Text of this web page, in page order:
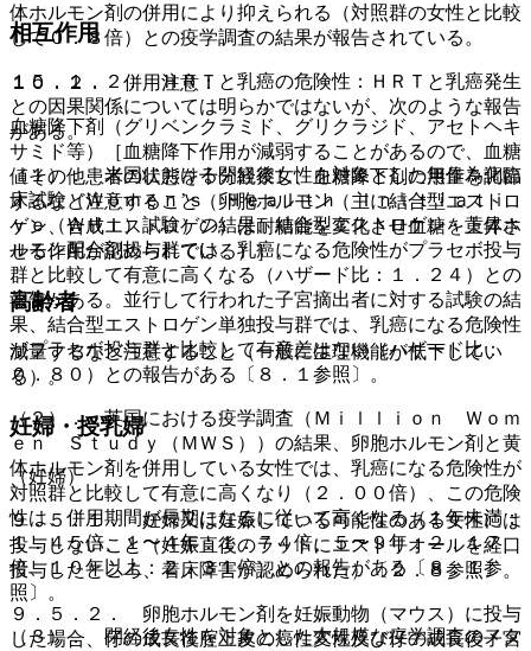
体ホルモン剤の併用により抑えられる（対照群の女性と比較
して０．８倍）との疫学調査の結果が報告されている。
１５．１．２． ＨＲＴと乳癌の危険性：ＨＲＴと乳癌発生
との因果関係については明らかではないが、次のような報告
がある。
（１）． 米国における閉経後女性を対象とした無作為化臨
床試験（Ｗｏｍｅｎ’ｓ Ｈｅａｌｔｈ Ｉｎｉｔｉａｔｉ
ｖｅ（ＷＨＩ）試験）の結果、結合型エストロゲン・黄体ホ
ルモン配合剤投与群では、乳癌になる危険性がプラセボ投与
群と比較して有意に高くなる（ハザード比：１．２４）との
報告がある。並行して行われた子宮摘出者に対する試験の結
果、結合型エストロゲン単独投与群では、乳癌になる危険性
がプラセボ投与群と比較して有意差はない（ハザード比：
０．８０）との報告がある〔８．１参照〕。
（２）． 英国における疫学調査（Ｍｉｌｌｉｏｎ Ｗｏｍ
ｅｎ Ｓｔｕｄｙ（ＭＷＳ））の結果、卵胞ホルモン剤と黄
体ホルモン剤を併用している女性では、乳癌になる危険性が
対照群と比較して有意に高くなり（２．００倍）、この危険
性は、併用期間が長期になるに従って高くなる（１年未満：
１．４５倍、１〜４年：１．７４倍、５〜９年：２．１７
倍、１０年以上：２．３１倍）との報告がある〔８．１参
照〕。
（３）． 閉経後女性を対象とした大規模な疫学調査のメタ
相互作用
１０．２． 併用注意：
血糖降下剤（グリベンクラミド、グリクラジド、アセトヘキ
サミド等）［血糖降下作用が減弱することがあるので、血糖
値その他患者の状態を十分観察し、血糖降下剤の用量を調節
するなど注意すること（卵胞ホルモン（主に結合型エストロ
ゲン、合成エストロゲン）は耐糖能を変化させ血糖を上昇さ
せる作用が認められている）］。
高齢者
減量するなど注意すること（一般に生理機能が低下してい
る）。
妊婦・授乳婦
（妊婦）
９．５．１． 妊婦又は妊娠している可能性のある女性には
投与しないこと（妊娠直後のラットにエストリオールを経口
投与したところ、着床障害が認められた）〔２．８参照〕。
９．５．２． 卵胞ホルモン剤を妊娠動物（マウス）に投与
した場合、仔の成長後腟上皮の癌性変性及び仔の成長後子宮